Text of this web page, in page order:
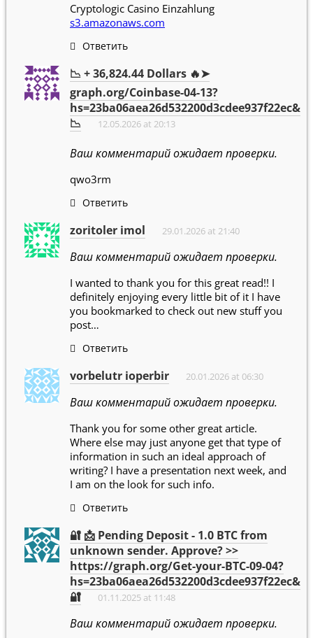
Cryptologic Casino Einzahlung
s3.amazonaws.com
Ответить
📉 + 36,824.44 Dollars 🔥➤
graph.org/Coinbase-04-13?
hs=23ba06aea26d532200d3cdee937f22ec&
📉
12.05.2026 at 20:13
Ваш комментарий ожидает проверки.
qwo3rm
Ответить
zoritoler imol 29.01.2026 at 21:40
Ваш комментарий ожидает проверки.
I wanted to thank you for this great read!! I
definitely enjoying every little bit of it I have
you bookmarked to check out new stuff you
post…
Ответить
vorbelutr ioperbir 20.01.2026 at 06:30
Ваш комментарий ожидает проверки.
Thank you for some other great article.
Where else may just anyone get that type of
information in such an ideal approach of
writing? I have a presentation next week, and
I am on the look for such info.
Ответить
🔐 📩 Pending Deposit - 1.0 BTC from
unknown sender. Approve? >>
https://graph.org/Get-your-BTC-09-04?
hs=23ba06aea26d532200d3cdee937f22ec&
🔐
01.11.2025 at 11:48
Ваш комментарий ожидает проверки.